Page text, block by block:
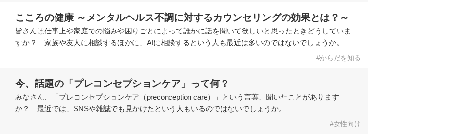
こころの健康 ～メンタルヘルス不調に対するカウンセリングの効果とは？～
皆さんは仕事上や家庭での悩みや困りごとによって誰かに話を聞いて欲しいと思ったときどうしていま
すか？ 家族や友人に相談するほかに、AIに相談するという人も最近は多いのではないでしょうか。
からだを知る
今、話題の「プレコンセプションケア」って何？
みなさん、「プレコンセプションケア（preconception care）」という言葉、聞いたことがあります
か？ 最近では、SNSや雑誌でも見かけたという人もいるのではないでしょうか。
女性向け